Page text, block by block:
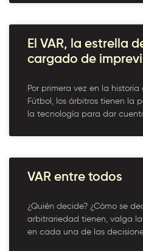
El VAR, la estrella
cargado de
Por primera vez en la
Fútbol, los árbitros tienen la
la tecnología para dar
VAR entre todos
¿Quién decide? ¿Cómo se
arbitrariedad tienen, valga
en cada una de las